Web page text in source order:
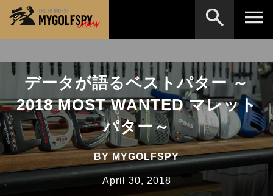
データが語るベストパター ～
2018 MOST WANTED マレット
パター～
BYMYGOLFSPY
April 30, 2018
MOST WANTED テストランキング
NEW RELEASES 新製品情報
HOW TO ゴルフ上達・実践テクニック
LAB テスト・データ検証
Golf News ゴルフニュース
※メーカー名やクラブ名など、検索したい事柄を入
力してください。
検索